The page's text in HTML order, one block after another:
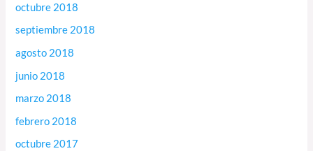
octubre 2018
septiembre 2018
agosto 2018
junio 2018
marzo 2018
febrero 2018
octubre 2017